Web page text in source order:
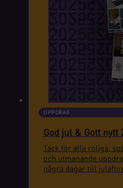
UPPDRAG
God jul & Gott nytt
Tack för alla roliga,
och utmanande
några dagar till